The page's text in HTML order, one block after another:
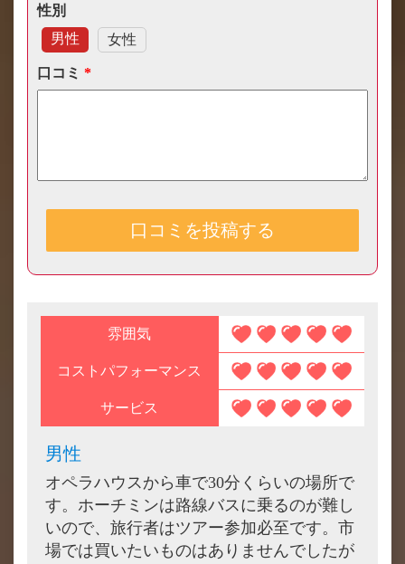
性別
男性
女性
口コミ *
雰囲気
コストパフォーマンス
サービス
男性
オペラハウスから車で30分くらいの場所で
す。ホーチミンは路線バスに乗るのが難し
いので、旅行者はツアー参加必至です。市
場では買いたいものはありませんでしたが